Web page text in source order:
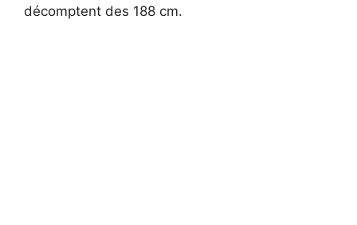
décomptent des 188 cm.